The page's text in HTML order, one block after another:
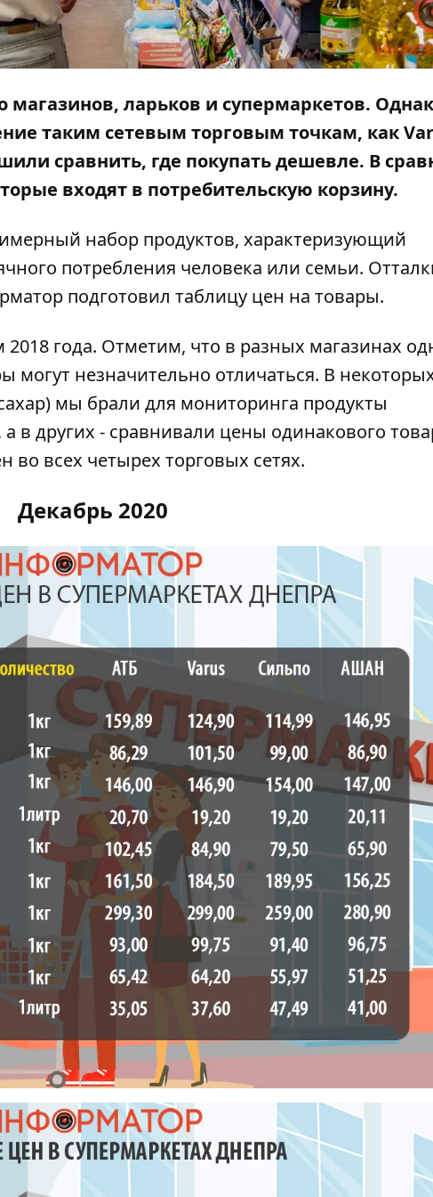
ларьков и супермаркетов.
таким сетевым торговым точкам, как
сравнить, где покупать дешевле. В
входят в потребительскую корзину.
набор продуктов, характеризующий
потребления человека или семьи.
подготовил таблицу цен на товары.
2018 года. Отметим, что в разных магазинах
могут незначительно отличаться. В
мы брали для мониторинга продукты
в других - сравнивали цены одинакового
во всех четырех торговых сетях.
Декабрь 2020